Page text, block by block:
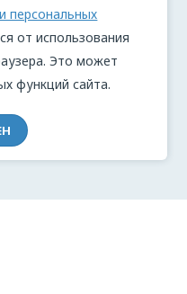
персональных
от использования
Это может
функций сайта.